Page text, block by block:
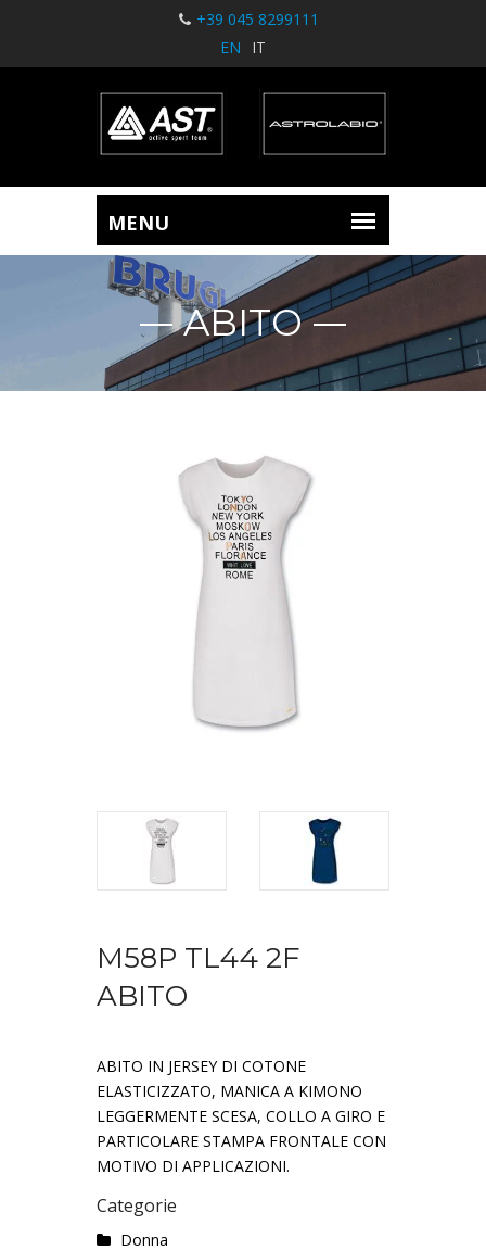
+39 045 8299111
EN
IT
ABITO
M58P TL44 2F
ABITO
ABITO IN JERSEY DI COTONE
ELASTICIZZATO, MANICA A KIMONO
LEGGERMENTE SCESA, COLLO A GIRO E
PARTICOLARE STAMPA FRONTALE CON
MOTIVO DI APPLICAZIONI.
Categorie
Donna